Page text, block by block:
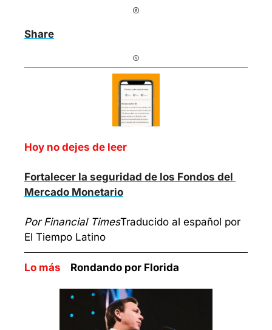
Share
Hoy no dejes de leer
Fortalecer la seguridad de los Fondos del
Mercado Monetario
Por Financial TimesTraducido al español por
El Tiempo Latino
Lo más Rondando por Florida